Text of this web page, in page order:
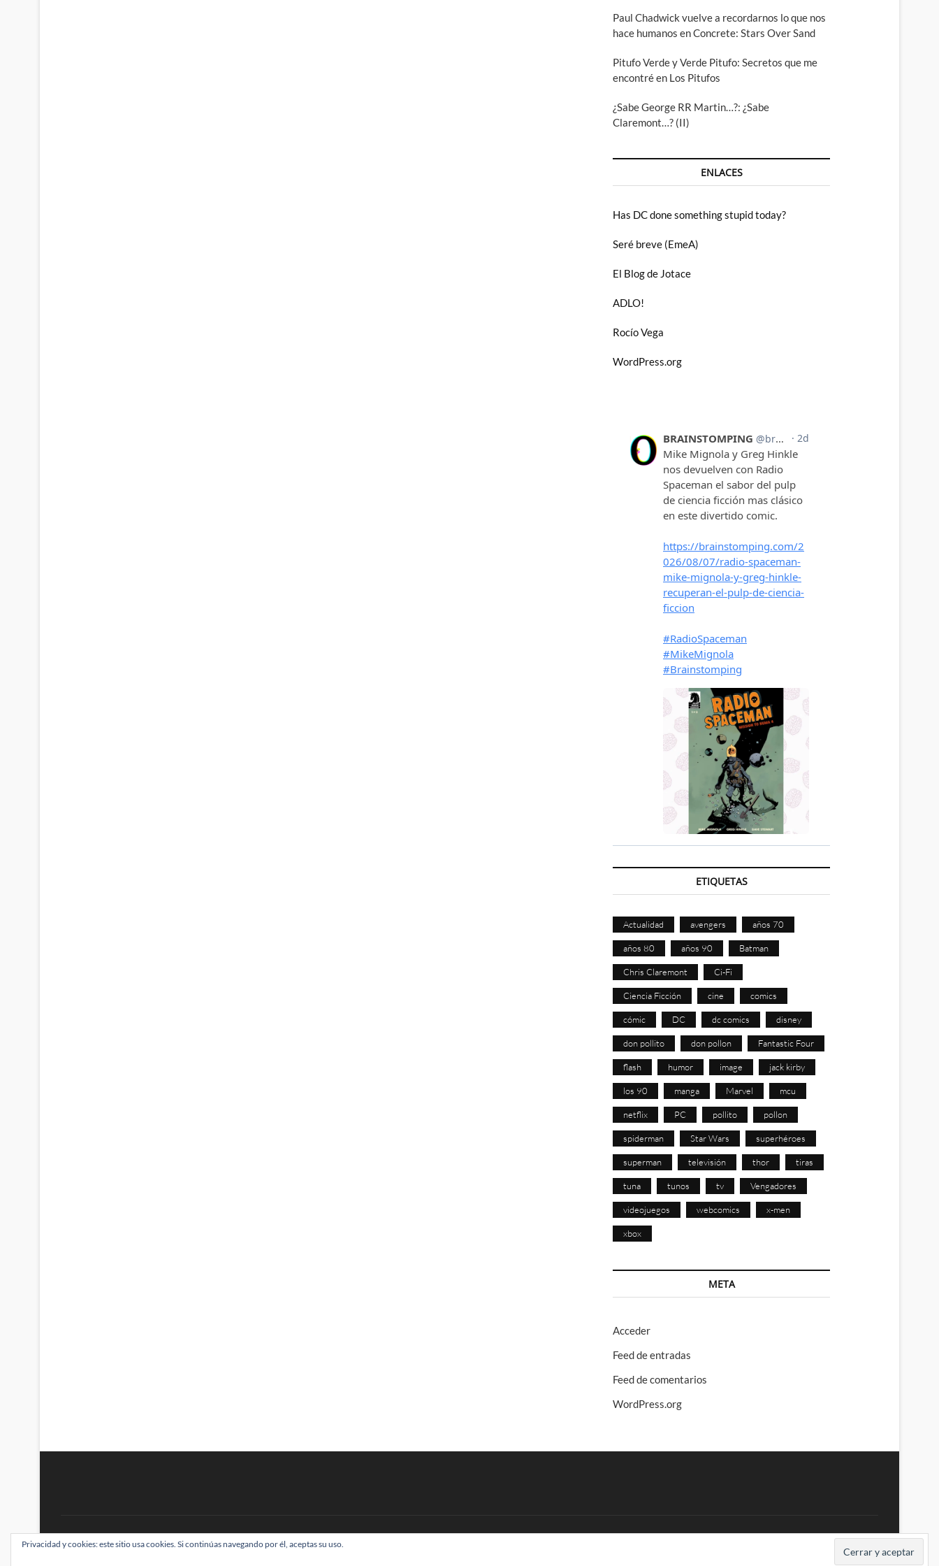
Paul Chadwick vuelve a recordarnos lo que nos
hace humanos en Concrete: Stars Over Sand
Pitufo Verde y Verde Pitufo: Secretos que me
encontré en Los Pitufos
¿Sabe George RR Martin…?: ¿Sabe
Claremont…? (II)
ENLACES
Has DC done something stupid today?
Seré breve (EmeA)
El Blog de Jotace
ADLO!
Rocío Vega
WordPress.org
ETIQUETAS
Actualidad avengers años 70
años 80 años 90 Batman
Chris Claremont Ci-Fi
Ciencia Ficción cine comics
cómic DC dc comics disney
don pollito don pollon Fantastic Four
flash humor image jack kirby
los 90 manga Marvel mcu
netflix PC pollito pollon
spiderman Star Wars superhéroes
superman televisión thor tiras
tuna tunos tv Vengadores
videojuegos webcomics x-men
xbox
META
Acceder
Feed de entradas
Feed de comentarios
WordPress.org
BRAINSTOMPING| Diseñado por:Theme Freesia|WordPress| © Todos los derechos reservados
Privacidad y cookies: este sitio usa cookies. Si continúas navegando por él, aceptas su uso.